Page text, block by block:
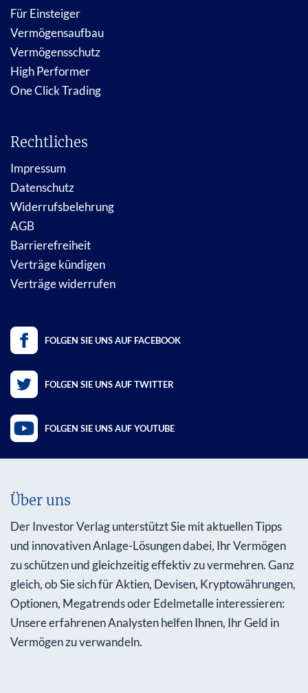
Für Einsteiger
Vermögensaufbau
Vermögensschutz
High Performer
One Click Trading
Rechtliches
Impressum
Datenschutz
Widerrufsbelehrung
AGB
Barrierefreiheit
Verträge kündigen
Verträge widerrufen
FOLGEN SIE UNS AUF FACEBOOK
FOLGEN SIE UNS AUF TWITTER
FOLGEN SIE UNS AUF YOUTUBE
Über uns
Der Investor Verlag unterstützt Sie mit aktuellen Tipps
und innovativen Anlage-Lösungen dabei, Ihr Vermögen
zu schützen und gleichzeitig effektiv zu vermehren. Ganz
gleich, ob Sie sich für Aktien, Devisen, Kryptowährungen,
Optionen, Megatrends oder Edelmetalle interessieren:
Unsere erfahrenen Analysten helfen Ihnen, Ihr Geld in
Vermögen zu verwandeln.